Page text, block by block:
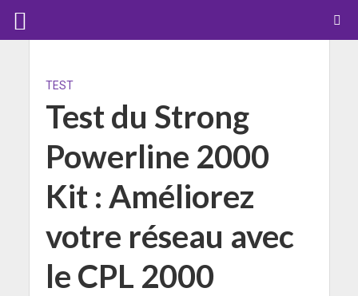
TEST
Test du Strong
Powerline 2000
Kit : Améliorez
votre réseau avec
le CPL 2000